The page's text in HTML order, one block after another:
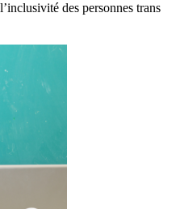
des personnes trans